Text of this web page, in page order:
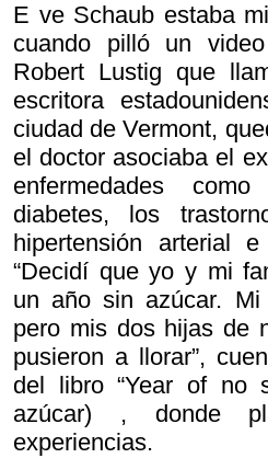
E ve Schaub estaba
cuando pilló un
Robert Lustig que
escritora
ciudad de Vermont,
el doctor asociaba el
enfermedades
diabetes, los
hipertensión arterial
“Decidí que yo y mi
un año sin azúcar.
pero mis dos hijas de
pusieron a llorar”,
del libro “Year of no
azúcar) , donde
experiencias.